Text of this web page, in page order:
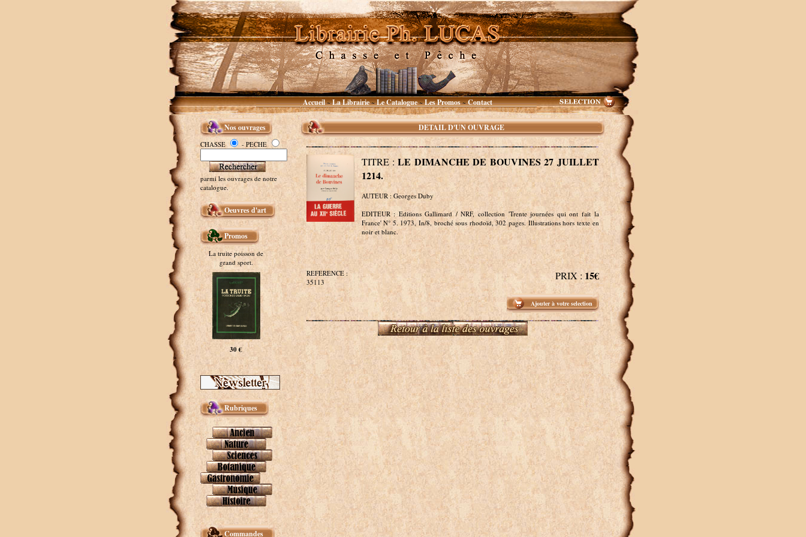
Accueil~La Librairie~Le Catalogue~Les Promos~Contact
Nos ouvrages
CHASSE - PECHE
parmi les ouvrages de notre
catalogue.
Oeuvres d'art
Promos
La truite poisson de
grand sport.
30 €
Rubriques
Commandes
DETAIL D'UN OUVRAGE
TITRE :LE DIMANCHE DE BOUVINES 27 JUILLET
1214.
AUTEUR : Georges Duby
EDITEUR : Editions Gallimard / NRF, collection 'Trente journées qui ont fait la
France' N° 5. 1973, In/8, broché sous rhodoïd, 302 pages. Illustrations hors texte en
noir et blanc.
REFERENCE :
35113
PRIX : 15€
Ajouter à votre selection